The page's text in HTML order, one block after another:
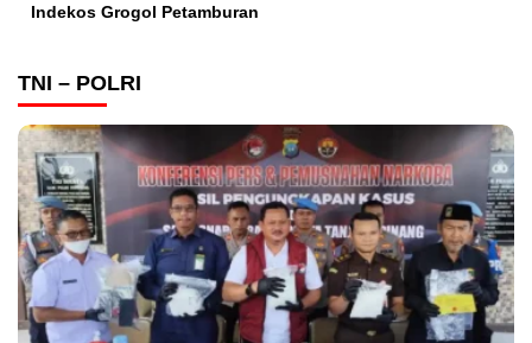
Indekos Grogol Petamburan
TNI – POLRI